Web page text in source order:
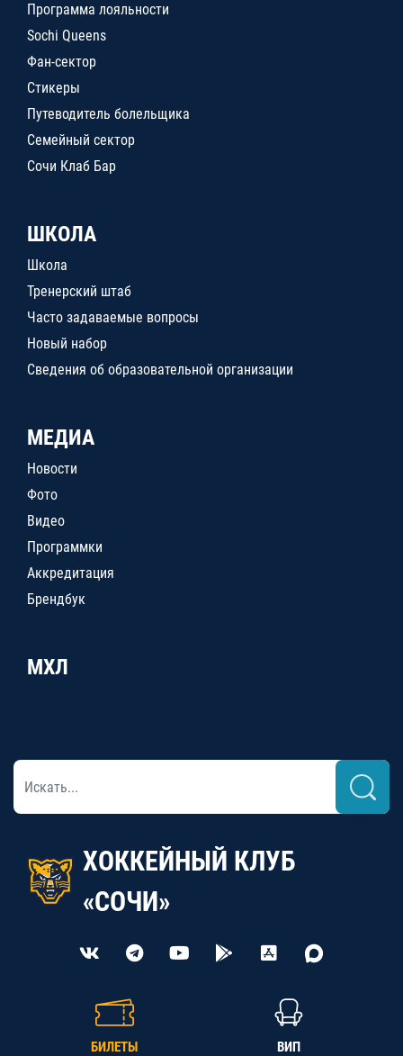
Программа лояльности
Sochi Queens
Фан-сектор
Стикеры
Путеводитель болельщика
Семейный сектор
Сочи Клаб Бар
ШКОЛА
Школа
Тренерский штаб
Часто задаваемые вопросы
Новый набор
Сведения об образовательной организации
МЕДИА
Новости
Фото
Видео
Программки
Аккредитация
Брендбук
МХЛ
ХОККЕЙНЫЙ КЛУБ
«СОЧИ»
БИЛЕТЫ ВИП